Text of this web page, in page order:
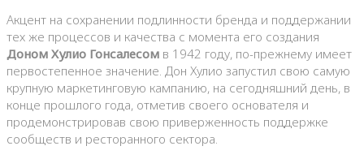
Акцент на сохранении подлинности бренда и поддержании
тех же процессов и качества с момента его создания
Доном Хулио Гонсалесом в 1942 году, по-прежнему имеет
первостепенное значение. Дон Хулио запустил свою самую
крупную маркетинговую кампанию, на сегодняшний день, в
конце прошлого года, отметив своего основателя и
продемонстрировав свою приверженность поддержке
сообществ и ресторанного сектора.